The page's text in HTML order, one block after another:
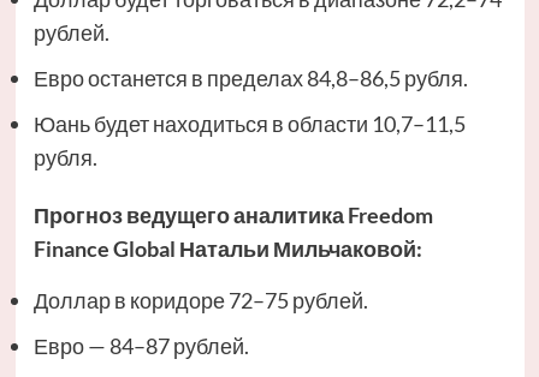
рублей.
Евро останется в пределах 84,8–86,5 рубля.
Юань будет находиться в области 10,7–11,5
рубля.
Прогноз ведущего аналитика Freedom
Finance Global Натальи Мильчаковой:
Доллар в коридоре 72–75 рублей.
Евро — 84–87 рублей.